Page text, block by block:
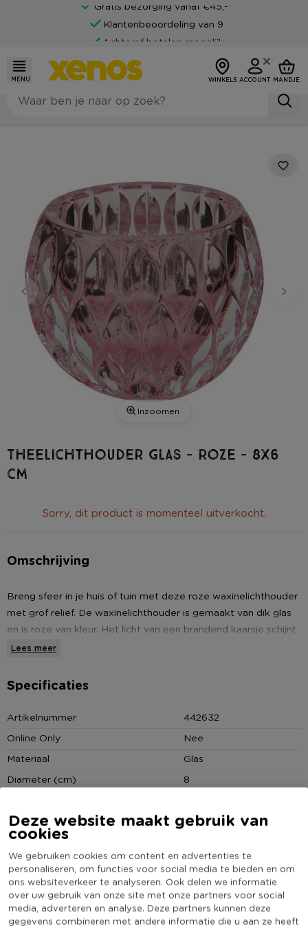
Deze website maakt gebruik van
cookies
We gebruiken cookies om content en advertenties te
personaliseren, om functies voor social media te bieden en om
ons websiteverkeer te analyseren. Ook delen we informatie
over uw gebruik van onze site met onze partners voor social
media, adverteren en analyse. Deze partners kunnen deze
gegevens combineren met andere informatie die u aan ze heeft
Gratis bezorging vanaf €45,-*
Klantenbeoordeling van 9
Achteraf betalen mogelijk
MENU WINKELS ACCOUNT MANDJE
Inzoomen
Theelichthouder glas - roze - 8x6
cm
Sorry, dit product is momenteel uitverkocht.
Omschrijving
Breng sfeer in je huis of tuin met deze roze waxinelichthouder
met grof reliëf. De waxinelichthouder is gemaakt van dik glas
en is roze van kleur. Het licht van een brandend kaarsje schijnt
sfeervol door het glas heen. De afmeting van de houder is 8x6
kaarshouder voor een sfeervol effect.
* Kleur: geel
* Afmeting: 8x6 cm
Lees meer
Specificaties
Artikelnummer
442632
Online Only
Nee
Materiaal
Glas
Diameter (cm)
8
Kleur
Roze
Minimale bestelhoeveelheid
Duurzaamheidsscore
(Nog) geen score
bekend